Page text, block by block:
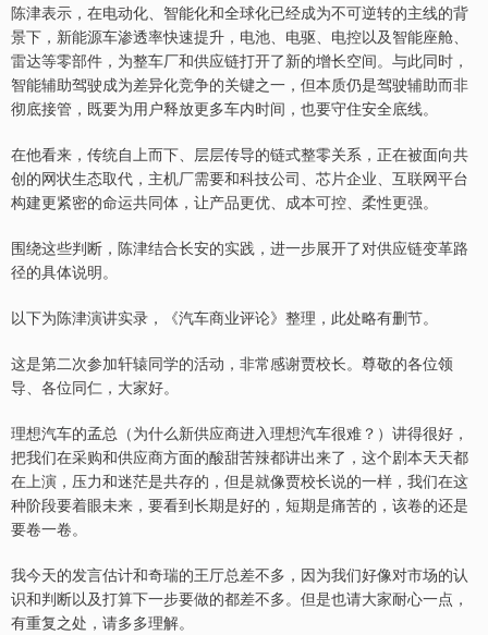
陈津表示，在电动化、智能化和全球化已经成为不可逆转的主线的背
景下，新能源车渗透率快速提升，电池、电驱、电控以及智能座舱、
雷达等零部件，为整车厂和供应链打开了新的增长空间。与此同时，
智能辅助驾驶成为差异化竞争的关键之一，但本质仍是驾驶辅助而非
彻底接管，既要为用户释放更多车内时间，也要守住安全底线。
在他看来，传统自上而下、层层传导的链式整零关系，正在被面向共
创的网状生态取代，主机厂需要和科技公司、芯片企业、互联网平台
构建更紧密的命运共同体，让产品更优、成本可控、柔性更强。
围绕这些判断，陈津结合长安的实践，进一步展开了对供应链变革路
径的具体说明。
以下为陈津演讲实录，《汽车商业评论》整理，此处略有删节。
这是第二次参加轩辕同学的活动，非常感谢贾校长。尊敬的各位领
导、各位同仁，大家好。
理想汽车的孟总（为什么新供应商进入理想汽车很难？）讲得很好，
把我们在采购和供应商方面的酸甜苦辣都讲出来了，这个剧本天天都
在上演，压力和迷茫是共存的，但是就像贾校长说的一样，我们在这
种阶段要着眼未来，要看到长期是好的，短期是痛苦的，该卷的还是
要卷一卷。
我今天的发言估计和奇瑞的王厅总差不多，因为我们好像对市场的认
识和判断以及打算下一步要做的都差不多。但是也请大家耐心一点，
有重复之处，请多多理解。